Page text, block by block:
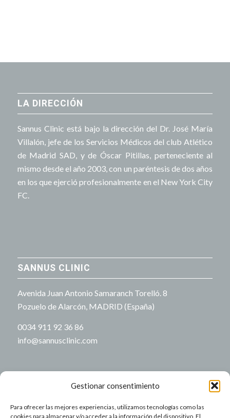
Gestionar consentimiento
Para ofrecer las mejores experiencias, utilizamos tecnologías como las
cookies para almacenar y/o acceder a la información del dispositivo. El
LA DIRECCIÓN
Sannus Clinic está bajo la dirección del Dr. José María
Villalón, jefe de los Servicios Médicos del club Atlético
de Madrid SAD, y de Óscar Pitillas, perteneciente al
mismo desde el año 2003, con un paréntesis de dos años
en los que ejerció profesionalmente en el New York City
FC.
SANNUS CLINIC
Avenida Juan Antonio Samaranch Torelló. 8
Pozuelo de Alarcón, MADRID (España)
0034 911 92 36 86
info@sannusclinic.com
NUESTRO HORARIO